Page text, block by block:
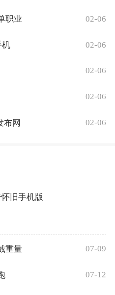
职业 02-06
机 02-06
02-06
02-06
布网 02-06
旧手机版
重量 07-09
07-12